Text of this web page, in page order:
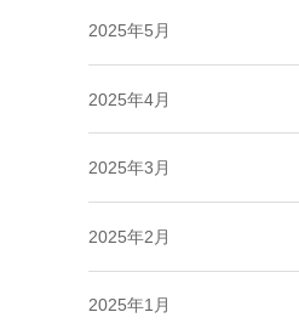
2025年5月
2025年4月
2025年3月
2025年2月
2025年1月